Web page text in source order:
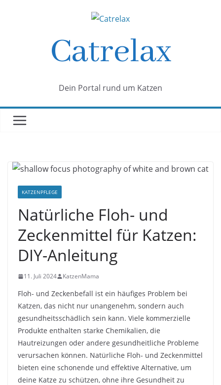
Catrelax
Dein Portal rund um Katzen
KATZENPFLEGE
Natürliche Floh- und
Zeckenmittel für Katzen:
DIY-Anleitung
11. Juli 2024 KatzenMama
Floh- und Zeckenbefall ist ein häufiges Problem bei
Katzen, das nicht nur unangenehm, sondern auch
gesundheitsschädlich sein kann. Viele kommerzielle
Produkte enthalten starke Chemikalien, die
Hautreizungen oder andere gesundheitliche Probleme
verursachen können. Natürliche Floh- und Zeckenmittel
bieten eine schonende und effektive Alternative, um
deine Katze zu schützen, ohne ihre Gesundheit zu